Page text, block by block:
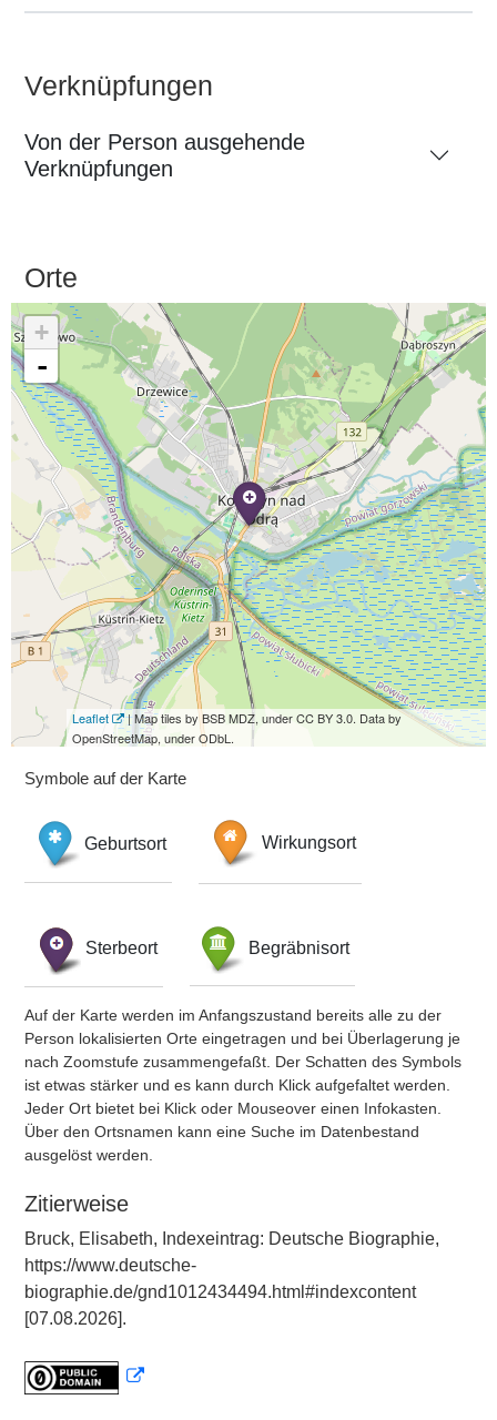
Verknüpfungen
Von der Person ausgehende
Verknüpfungen
Orte
+
-
Leaflet
| Map tiles by BSB MDZ, under CC BY 3.0. Data by
OpenStreetMap, under ODbL.
Symbole auf der Karte
Geburtsort Wirkungsort
Sterbeort Begräbnisort
Auf der Karte werden im Anfangszustand bereits alle zu der
Person lokalisierten Orte eingetragen und bei Überlagerung je
nach Zoomstufe zusammengefaßt. Der Schatten des Symbols
ist etwas stärker und es kann durch Klick aufgefaltet werden.
Jeder Ort bietet bei Klick oder Mouseover einen Infokasten.
Über den Ortsnamen kann eine Suche im Datenbestand
ausgelöst werden.
Zitierweise
Bruck, Elisabeth, Indexeintrag: Deutsche Biographie,
https://www.deutsche-
biographie.de/gnd1012434494.html#indexcontent
[07.08.2026].